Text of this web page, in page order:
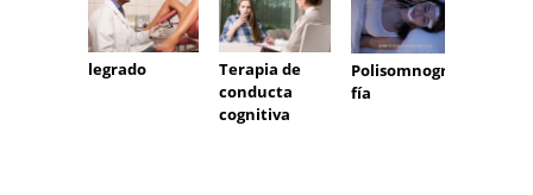
legrado
Terapia de
conducta
cognitiva
Polisomnogra
fía